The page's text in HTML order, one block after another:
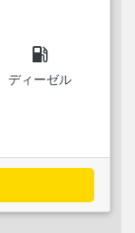
local_gas_station
ディーゼル